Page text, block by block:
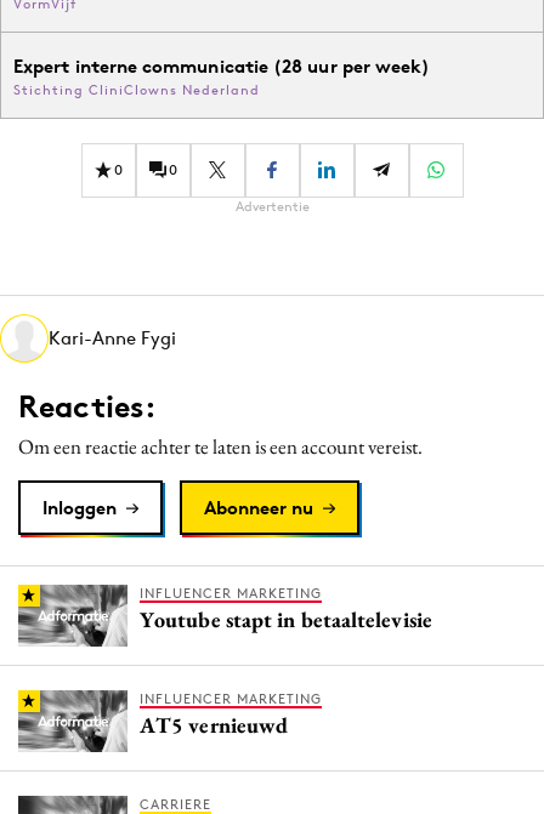
VormVijf
Expert interne communicatie (28 uur per week)
Stichting CliniClowns Nederland
0 0
Advertentie
Kari-Anne Fygi
Reacties:
Om een reactie achter te laten is een account vereist.
Inloggen Abonneer nu
INFLUENCER MARKETING
Youtube stapt in betaaltelevisie
INFLUENCER MARKETING
AT5 vernieuwd
CARRIERE